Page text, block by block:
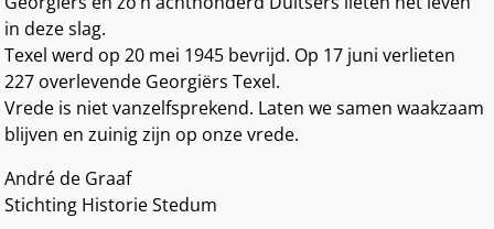
in deze slag.
Texel werd op 20 mei 1945 bevrijd. Op 17 juni verlieten
227 overlevende Georgiërs Texel.
Vrede is niet vanzelfsprekend. Laten we samen waakzaam
blijven en zuinig zijn op onze vrede.
André de Graaf
Stichting Historie Stedum